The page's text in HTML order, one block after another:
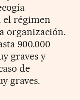
el régimen
organización.
900.000
graves y
de
graves.